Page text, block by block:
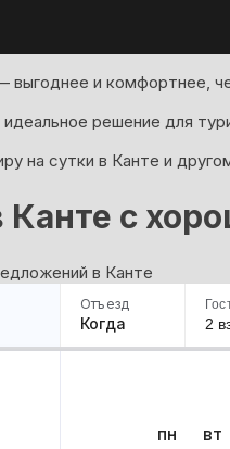
выгоднее и комфортнее,
решение для
на сутки в Канте и
Канте с
в Канте
Отъезд
Когда
пн
вт
2